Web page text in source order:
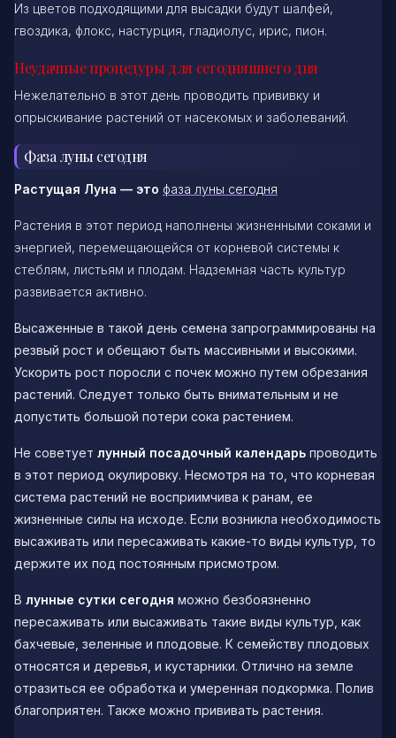
Из цветов подходящими для высадки будут шалфей,
гвоздика, флокс, настурция, гладиолус, ирис, пион.
Неудачные процедуры для сегодняшнего дня
Нежелательно в этот день проводить прививку и
опрыскивание растений от насекомых и заболеваний.
Фаза луны сегодня
Растущая Луна — это фаза луны сегодня
Растения в этот период наполнены жизненными соками и
энергией, перемещающейся от корневой системы к
стеблям, листьям и плодам. Надземная часть культур
развивается активно.
Высаженные в такой день семена запрограммированы на
резвый рост и обещают быть массивными и высокими.
Ускорить рост поросли с почек можно путем обрезания
растений. Следует только быть внимательным и не
допустить большой потери сока растением.
Не советует лунный посадочный календарь проводить
в этот период окулировку. Несмотря на то, что корневая
система растений не восприимчива к ранам, ее
жизненные силы на исходе. Если возникла необходимость
высаживать или пересаживать какие-то виды культур, то
держите их под постоянным присмотром.
В лунные сутки сегодня можно безбоязненно
пересаживать или высаживать такие виды культур, как
бахчевые, зеленные и плодовые. К семейству плодовых
относятся и деревья, и кустарники. Отлично на земле
отразиться ее обработка и умеренная подкормка. Полив
благоприятен. Также можно прививать растения.